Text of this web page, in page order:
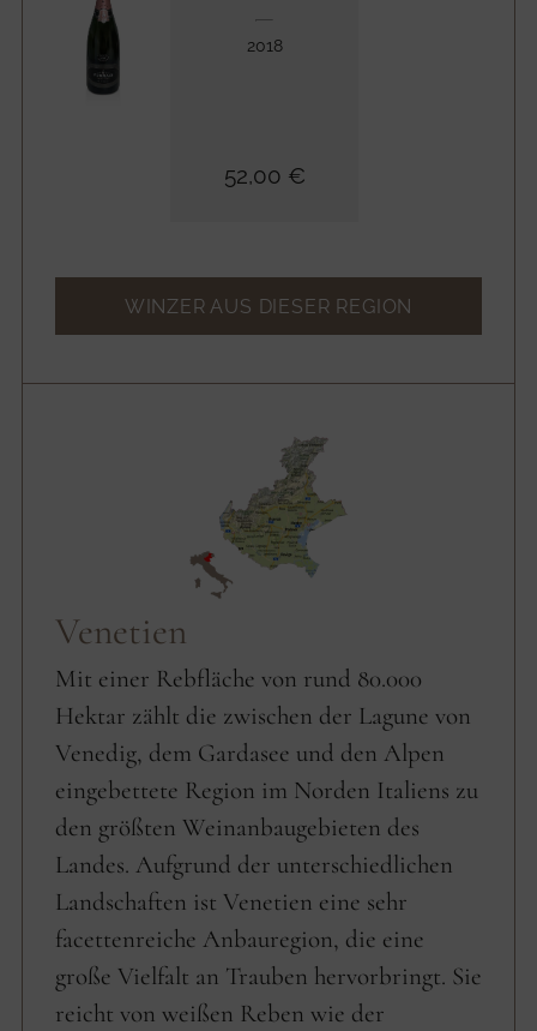
2018
52,00 €
WINZER AUS DIESER REGION
Venetien
Mit einer Rebfläche von rund 80.000
Hektar zählt die zwischen der Lagune von
Venedig, dem Gardasee und den Alpen
eingebettete Region im Norden Italiens zu
den größten Weinanbaugebieten des
Landes. Aufgrund der unterschiedlichen
Landschaften ist Venetien eine sehr
facettenreiche Anbauregion, die eine
große Vielfalt an Trauben hervorbringt. Sie
reicht von weißen Reben wie der